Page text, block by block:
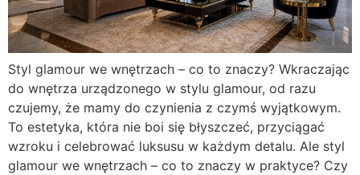
Styl glamour we wnętrzach – co to znaczy? Wkraczając
do wnętrza urządzonego w stylu glamour, od razu
czujemy, że mamy do czynienia z czymś wyjątkowym.
To estetyka, która nie boi się błyszczeć, przyciągać
wzroku i celebrować luksusu w każdym detalu. Ale styl
glamour we wnętrzach – co to znaczy w praktyce? Czy